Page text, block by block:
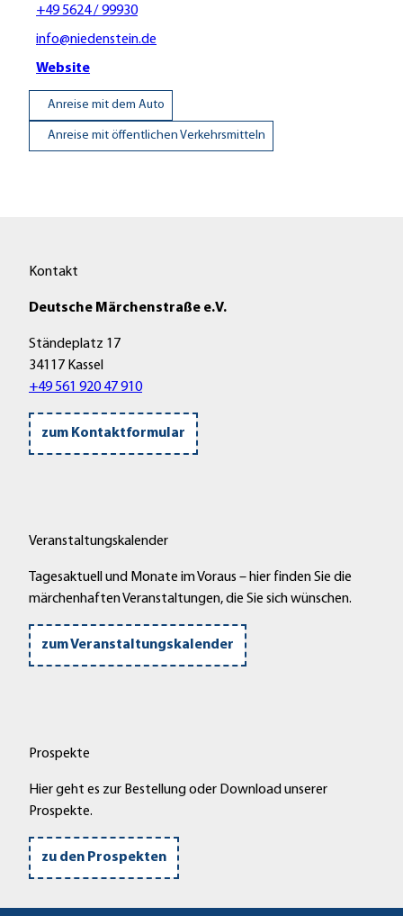
+49 5624 / 99930
info@niedenstein.de
Website
Anreise mit dem Auto
Anreise mit öffentlichen Verkehrsmitteln
Kontakt
Deutsche Märchenstraße e.V.
Ständeplatz 17
34117 Kassel
+49 561 920 47 910
zum Kontaktformular
Veranstaltungskalender
Tagesaktuell und Monate im Voraus – hier finden Sie die
märchenhaften Veranstaltungen, die Sie sich wünschen.
zum Veranstaltungskalender
Prospekte
Hier geht es zur Bestellung oder Download unserer
Prospekte.
zu den Prospekten